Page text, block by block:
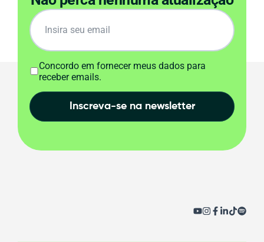
Concordo em fornecer meus dados para
receber emails.
Inscreva-se na newsletter